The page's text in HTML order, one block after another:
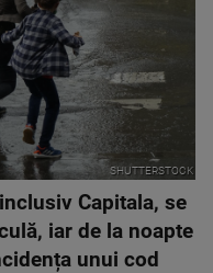
SHUTTERSTOCK
Capitala, se
iar de la noapte
unui cod